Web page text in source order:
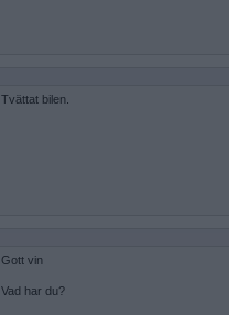
Tvättat bilen.
Gott vin
Vad har du?